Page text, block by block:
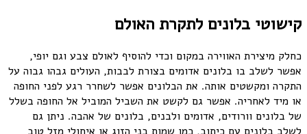
קישוטי בלונים לתקרת האולם
כחלק מיצירת האווירה במקום וכדי להוסיף לאולם צבע וגם יופי,
אפשר לשלב בו בלונים אדומים בצורת לבבות, העולים גבהו גבוה על
התקרה ומקשטים אותה. את הבלונים אפשר לשחרר רגע לפני החופה
או מיד לאחריה. אפשר גם לקשט את השביל המוביל אל החופה בשלל
של בלונים וורודים, אדומים ולבנים, בלונים של אהבה. ניתן גם
לשלב בלונים עם כיתוב, כמו שמות בני הזוג או איחולי מזל טוב